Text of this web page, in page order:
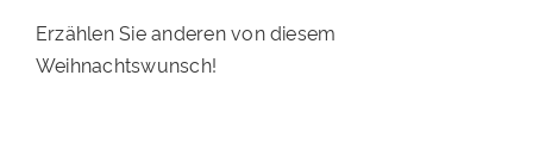
Erzählen Sie anderen von diesem
Weihnachtswunsch!